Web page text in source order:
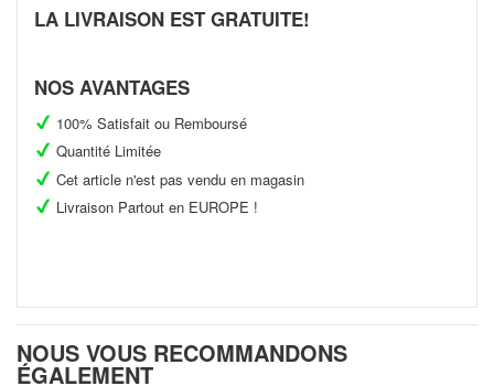
LA LIVRAISON EST GRATUITE!
NOS AVANTAGES
100% Satisfait ou Remboursé
Quantité Limitée
Cet article n'est pas vendu en magasin
Livraison Partout en EUROPE !
NOUS VOUS RECOMMANDONS
ÉGALEMENT